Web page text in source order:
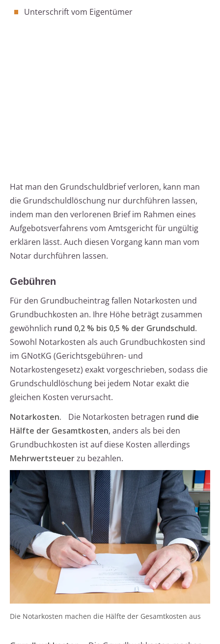
Unterschrift vom Eigentümer
Hat man den Grundschuldbrief verloren, kann man
die Grundschuldlöschung nur durchführen lassen,
indem man den verlorenen Brief im Rahmen eines
Aufgebotsverfahrens vom Amtsgericht für ungültig
erklären lässt. Auch diesen Vorgang kann man vom
Notar durchführen lassen.
Gebühren
Für den Grundbucheintrag fallen Notarkosten und
Grundbuchkosten an. Ihre Höhe beträgt zusammen
gewöhnlich rund 0,2 % bis 0,5 % der Grundschuld.
Sowohl Notarkosten als auch Grundbuchkosten sind
im GNotKG (Gerichtsgebühren- und
Notarkostengesetz) exakt vorgeschrieben, sodass die
Grundschuldlöschung bei jedem Notar exakt die
gleichen Kosten verursacht.
Notarkosten.
Die Notarkosten betragen rund die
Hälfte der Gesamtkosten, anders als bei den
Grundbuchkosten ist auf diese Kosten allerdings
Mehrwertsteuerzu bezahlen.
Die Notarkosten machen die Hälfte der Gesamtkosten aus